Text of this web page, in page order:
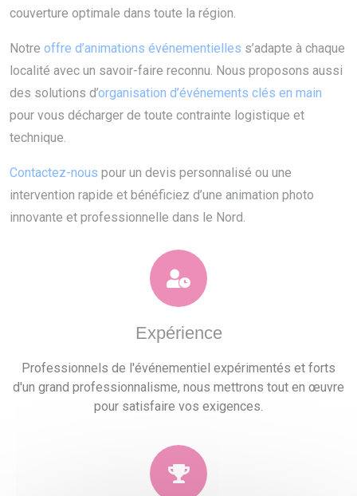
couverture optimale dans toute la région.
Notre offre d’animations événementielles s’adapte à chaque
localité avec un savoir-faire reconnu. Nous proposons aussi
des solutions d’organisation d’événements clés en main
pour vous décharger de toute contrainte logistique et
technique.
Contactez-nous pour un devis personnalisé ou une
intervention rapide et bénéficiez d’une animation photo
innovante et professionnelle dans le Nord.
Expérience
Professionnels de l'événementiel expérimentés et forts
d'un grand professionnalisme, nous mettrons tout en œuvre
pour satisfaire vos exigences.